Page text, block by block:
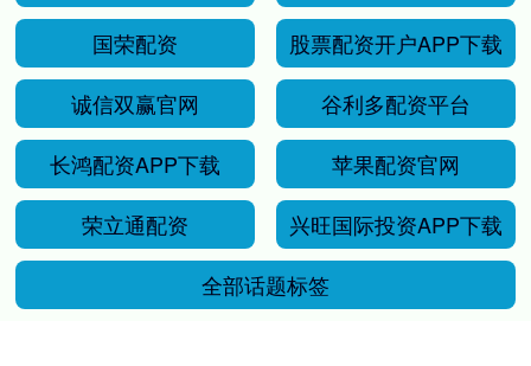
国荣配资
股票配资开户APP下载
诚信双赢官网
谷利多配资平台
长鸿配资APP下载
苹果配资官网
荣立通配资
兴旺国际投资APP下载
全部话题标签